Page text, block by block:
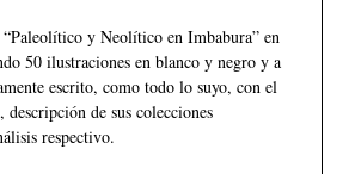
y Neolítico en Imbabura” en
50 ilustraciones en blanco y negro y a
escrito, como todo lo suyo, con el
descripción de sus colecciones
respectivo.